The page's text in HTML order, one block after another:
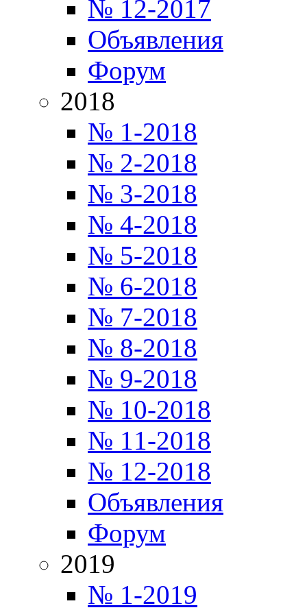
№ 12-2017
Объявления
Форум
2018
№ 1-2018
№ 2-2018
№ 3-2018
№ 4-2018
№ 5-2018
№ 6-2018
№ 7-2018
№ 8-2018
№ 9-2018
№ 10-2018
№ 11-2018
№ 12-2018
Объявления
Форум
2019
№ 1-2019